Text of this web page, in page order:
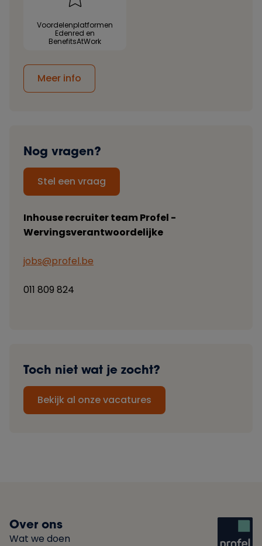
Voordelenplatformen
Edenred en
BenefitsAtWork
Meer info
Nog vragen?
Stel een vraag
Inhouse recruiter team Profel -
Wervingsverantwoordelijke
jobs@profel.be
011 809 824
Toch niet wat je zocht?
Bekijk al onze vacatures
Over ons
Wat we doen